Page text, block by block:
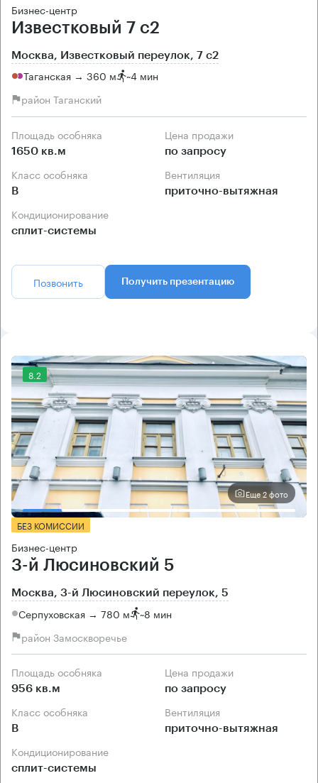
Бизнес-центр
Известковый 7 с2
Москва, Известковый переулок, 7 с2
Таганская → 360 м ~4 мин
район Таганский
Площадь особняка
1650 кв.м
Цена продажи
по запросу
Класс особняка
B
Вентиляция
приточно-вытяжная
Кондиционирование
сплит-системы
Позвонить Получить презентацию
8.2
Еще 2 фото
БЕЗ КОМИССИИ
Бизнес-центр
3-й Люсиновский 5
Москва, 3-й Люсиновский переулок, 5
Серпуховская → 780 м ~8 мин
район Замоскворечье
Площадь особняка
956 кв.м
Цена продажи
по запросу
Класс особняка
B
Вентиляция
приточно-вытяжная
Кондиционирование
сплит-системы